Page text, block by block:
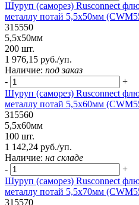
Шуруп (саморез) Rusconnect
металлу потай 5,5х50мм
315550
5,5х50мм
200 шт.
1 976,15 руб./уп.
Наличие: под заказ
-
+
Шуруп (саморез) Rusconnect
металлу потай 5,5х60мм
315560
5,5х60мм
100 шт.
1 142,24 руб./уп.
Наличие: на складе
-
+
Шуруп (саморез) Rusconnect
металлу потай 5,5х70мм
315570